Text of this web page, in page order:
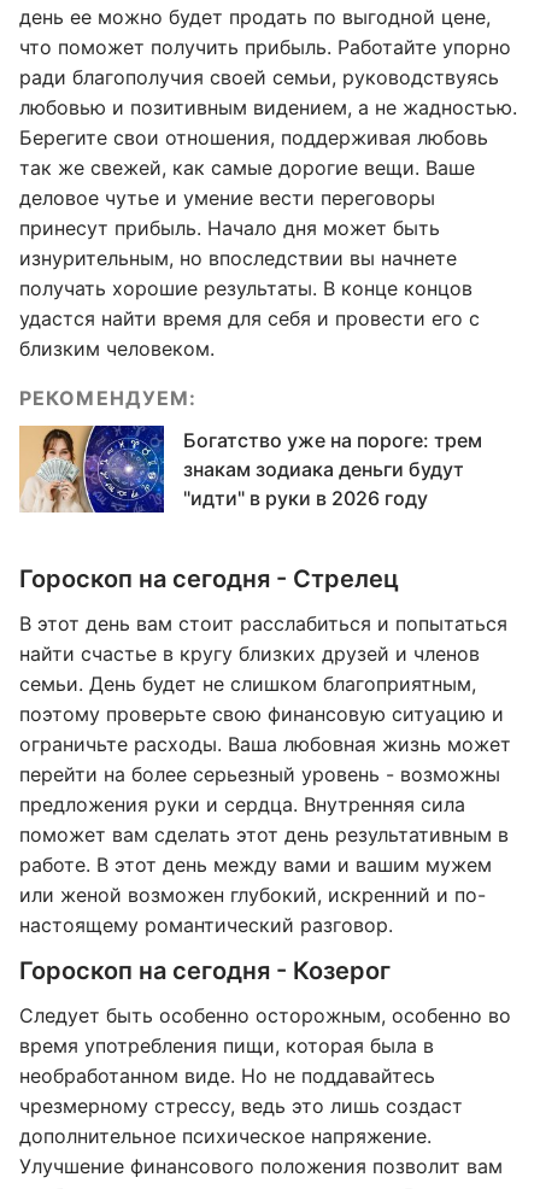
день ее можно будет продать по выгодной цене,
что поможет получить прибыль. Работайте упорно
ради благополучия своей семьи, руководствуясь
любовью и позитивным видением, а не жадностью.
Берегите свои отношения, поддерживая любовь
так же свежей, как самые дорогие вещи. Ваше
деловое чутье и умение вести переговоры
принесут прибыль. Начало дня может быть
изнурительным, но впоследствии вы начнете
получать хорошие результаты. В конце концов
удастся найти время для себя и провести его с
близким человеком.
РЕКОМЕНДУЕМ:
Богатство уже на пороге: трем
знакам зодиака деньги будут
"идти" в руки в 2026 году
Гороскоп на сегодня - Стрелец
В этот день вам стоит расслабиться и попытаться
найти счастье в кругу близких друзей и членов
семьи. День будет не слишком благоприятным,
поэтому проверьте свою финансовую ситуацию и
ограничьте расходы. Ваша любовная жизнь может
перейти на более серьезный уровень - возможны
предложения руки и сердца. Внутренняя сила
поможет вам сделать этот день результативным в
работе. В этот день между вами и вашим мужем
или женой возможен глубокий, искренний и по-
настоящему романтический разговор.
Гороскоп на сегодня - Козерог
Следует быть особенно осторожным, особенно во
время употребления пищи, которая была в
необработанном виде. Но не поддавайтесь
чрезмерному стрессу, ведь это лишь создаст
дополнительное психическое напряжение.
Улучшение финансового положения позволит вам